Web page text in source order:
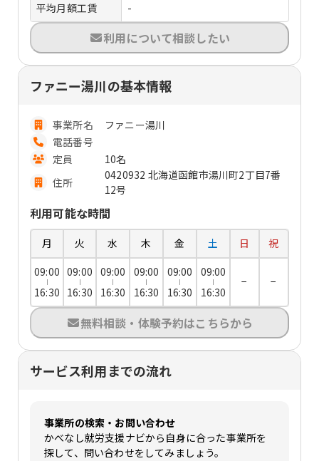
平均月額工賃 -
利用について相談したい
ファニー湯川の基本情報
事業所名
ファニー湯川
電話番号
定員
10名
住所
0420932 北海道函館市湯川町2丁目7番
12号
利用可能な時間
月 火 水 木 金 土 日
祝
09:00
16:30
09:00
16:30
09:00
16:30
09:00
16:30
09:00
16:30
09:00
16:30
− −
無料相談・体験予約はこちらから
サービス利用までの流れ
事業所の検索・お問い合わせ
かべなし就労支援ナビから自身に合った事業所を
探して、問い合わせをしてみましょう。